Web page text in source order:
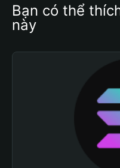
Bạn có thể
này